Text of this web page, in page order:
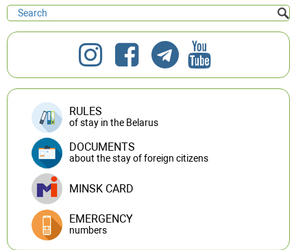
RULES
of stay in the Belarus
DOCUMENTS
about the stay of foreign citizens
MINSK CARD
EMERGENCY
numbers